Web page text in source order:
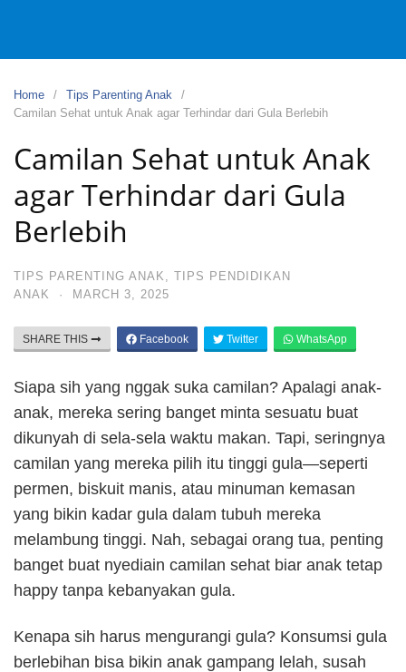
Home
Tips Parenting Anak
Camilan Sehat untuk Anak agar Terhindar dari Gula Berlebih
Camilan Sehat untuk Anak
agar Terhindar dari Gula
Berlebih
TIPS PARENTING ANAK , TIPS PENDIDIKAN
ANAK
· MARCH 3, 2025
SHARE THIS Facebook Twitter WhatsApp
Siapa sih yang nggak suka camilan? Apalagi anak-
anak, mereka sering banget minta sesuatu buat
dikunyah di sela-sela waktu makan. Tapi, seringnya
camilan yang mereka pilih itu tinggi gula—seperti
permen, biskuit manis, atau minuman kemasan
yang bikin kadar gula dalam tubuh mereka
melambung tinggi. Nah, sebagai orang tua, penting
banget buat nyediain camilan sehat biar anak tetap
happy tanpa kebanyakan gula.
Kenapa sih harus mengurangi gula? Konsumsi gula
berlebihan bisa bikin anak gampang lelah, susah